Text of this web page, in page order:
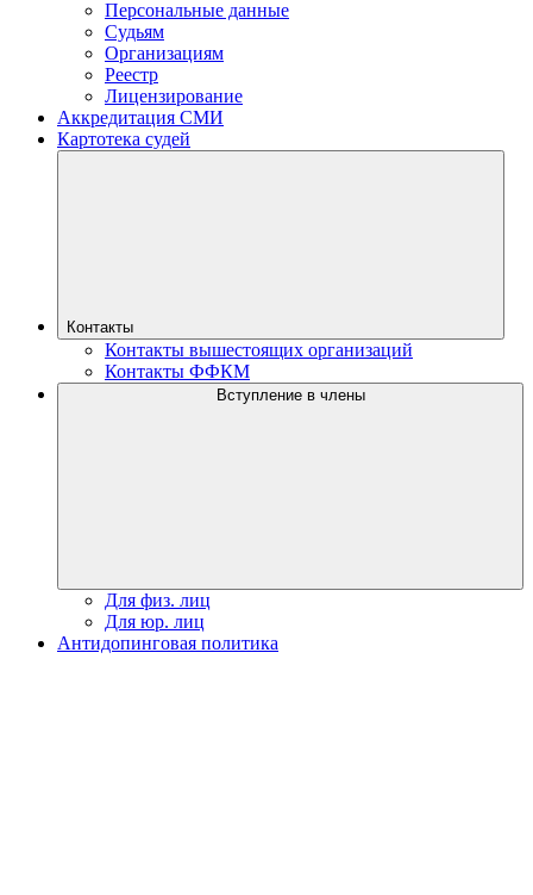
Персональные данные
Судьям
Организациям
Реестр
Лицензирование
Аккредитация СМИ
Картотека судей
Контакты
Контакты вышестоящих организаций
Контакты ФФКМ
Вступление в члены
Для физ. лиц
Для юр. лиц
Антидопинговая политика